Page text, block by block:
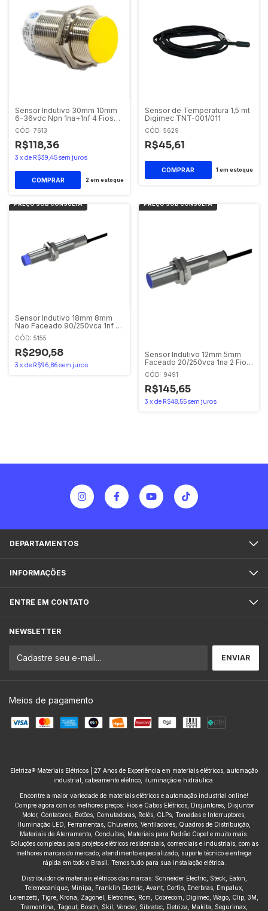
Sensor Indutivo 30mm 10mm
6-36vdc Npn 1na+1nf 4 Fios
Faceado Sibratec
CÓD: 7613
R$118,36
3 x de R$39,45sem juros
2 em estoque
Sensor de Temperatura 1,5 mt
Digimec TNT-001/011
CÓD: 5629
R$45,61
1 em estoque
Sensor Indutivo 18mm 8mm
Nao Faceado 90/250vca 1nf 2
Fios Cabo 2m Lim-
818n/a2f925 Digimec
CÓD: 5155
R$290,58
3 x de R$96,86 sem juros
Sensor Indutivo 12mm 5mm
Faceado 20/250vca 1na 2 Fios
Com Cabo 2m Lim-
212n/a2a9252 Digimec
CÓD: 9491
R$145,65
3 x de R$48,55sem juros
DEPARTAMENTOS
INFORMAÇÕES
ENTRE EM CONTATO
NEWSLETTER
Meios de pagamento
Eletriza® Materiais Elétricos | 27 Anos de Experiência em materiais elétricos, automação
industrial, cabeamento elétrico, iluminação e hidráulica.
Encontre a maior variedade de materiais elétricos e automação industrial online!
Compre agora com os melhores preços: Fios e Cabos Elétricos, Disjuntores, Disjuntor
Motor, Contatores, Botões, Comutadoras, Relés, CLPs, Tomadas e Interruptores,
Iluminação LED, Ferramentas, Chuveiros, Ventiladores, Quadros de Distribuição,
Materiais de Aterramento, Conduítes, Materiais para Padrão Copel e muito mais.
Soluções completas para projetos elétricos residenciais, comerciais e industriais, com as
melhores marcas do mercado, atendimento especializado, suporte técnico e entrega
rápida em todo o Brasil. Temos tudo para sua instalação elétrica.
Distribuidor de materiais elétricos das marcas: Schneider Electric, Steck, Eaton,
Telemecanique, Minipa, Franklin Electric, Avant, Corfio, Enerbras, Empalux,
Lorenzetti, Tigre, Krona, Zagonel, Eletromec, Rcm, Cobrecom, Digimec, Wago, Clip, 3M,
Tramontina, Tagout, Bosch, Skil, Vonder, Sibratec, Eletriza, Makita, Segurimax,